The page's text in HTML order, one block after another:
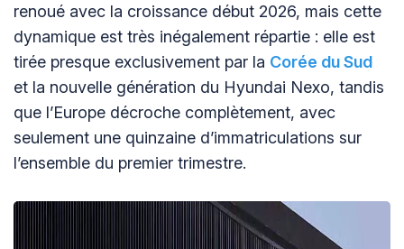
renoué avec la croissance début 2026, mais cette
dynamique est très inégalement répartie : elle est
tirée presque exclusivement par la Corée du Sud
et la nouvelle génération du Hyundai Nexo, tandis
que l’Europe décroche complètement, avec
seulement une quinzaine d’immatriculations sur
l’ensemble du premier trimestre.